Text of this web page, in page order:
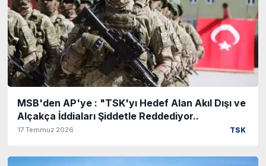
MSB'den AP'ye : "TSK'yı Hedef Alan Akıl Dışı ve
Alçakça İddiaları Şiddetle Reddediyor..
17 Temmuz 2026 TSK